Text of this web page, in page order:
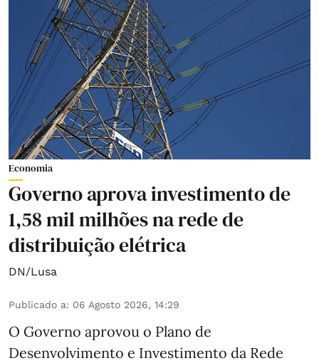
Economia
Governo aprova investimento de
1,58 mil milhões na rede de
distribuição elétrica
DN/Lusa
Publicado a: 06 Agosto 2026, 14:29
O Governo aprovou o Plano de
Desenvolvimento e Investimento da Rede